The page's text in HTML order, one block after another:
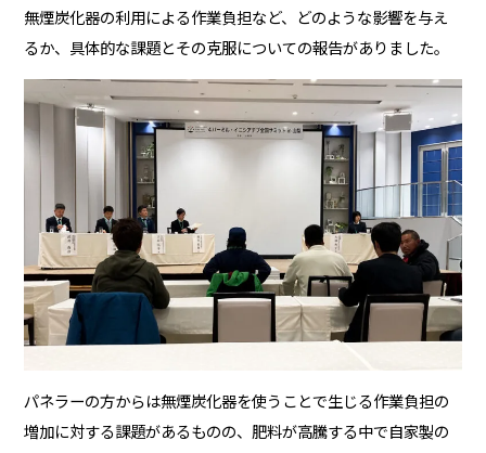
無煙炭化器の利用による作業負担など、どのような影響を与え
るか、具体的な課題とその克服についての報告がありました。
パネラーの方からは無煙炭化器を使うことで生じる作業負担の
増加に対する課題があるものの、肥料が高騰する中で自家製の